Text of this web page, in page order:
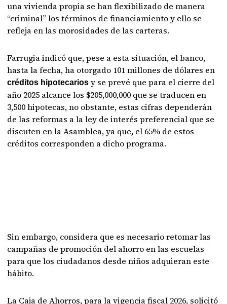
una vivienda propia se han flexibilizado de manera
“criminal” los términos de financiamiento y ello se
refleja en las morosidades de las carteras.
Farrugia indicó que, pese a esta situación, el banco,
hasta la fecha, ha otorgado 101 millones de dólares en
créditos hipotecariosy se prevé que para el cierre del
año 2025 alcance los $205,000,000 que se traducen en
3,500 hipotecas, no obstante, estas cifras dependerán
de las reformas a la ley de interés preferencial que se
discuten en la Asamblea, ya que, el 65% de estos
créditos corresponden a dicho programa.
Sin embargo, considera que es necesario retomar las
campañas de promoción del ahorro en las escuelas
para que los ciudadanos desde niños adquieran este
hábito.
La Caja de Ahorros, para la vigencia fiscal 2026, solicitó